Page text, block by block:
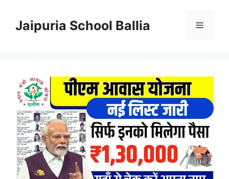
contentJaipuria School Ballia Menu